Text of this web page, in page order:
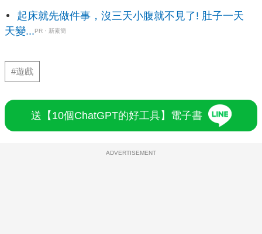
起床就先做件事，沒三天小腹就不見了! 肚子一天
天變...PR・新素簡
#遊戲
送【10個ChatGPT的好工具】電子書
ADVERTISEMENT